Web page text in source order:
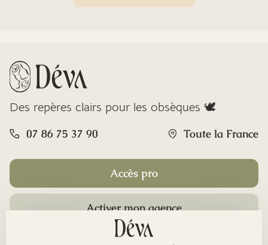
Des repères clairs pour les obsèques 🕊️
07 86 75 37 90 Toute la France
Accès pro
Activer mon agence